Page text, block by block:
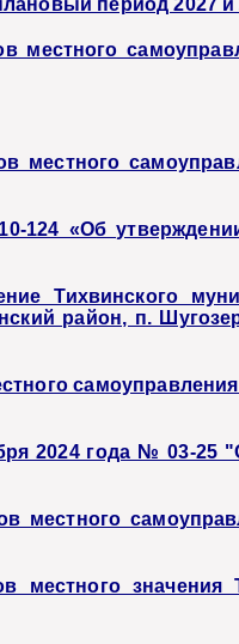
период 2027 и
местного
местного
124 «Об
Тихвинского
район, п.
2024 года № 03-25
местного
значения